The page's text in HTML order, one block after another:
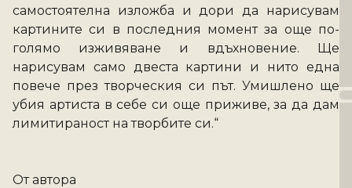
самостоятелна изложба и дори да нарисувам
картините си в последния момент за още по-
голямо изживяване и вдъхновение. Ще
нарисувам само двеста картини и нито една
повече през творческия си път. Умишлено ще
убия артиста в себе си още приживе, за да дам
лимитираност на творбите си.“
От автора